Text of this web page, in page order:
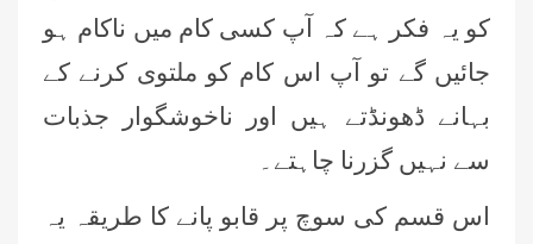
کو یہ فکر ہے کہ آپ کسی کام میں ناکام ہو
جائیں گے تو آپ اس کام کو ملتوی کرنے کے
بہانے ڈھونڈتے ہیں اور ناخوشگوار جذبات
سے نہیں گزرنا چاہتے۔
اس قسم کی سوچ پر قابو پانے کا طریقہ یہ